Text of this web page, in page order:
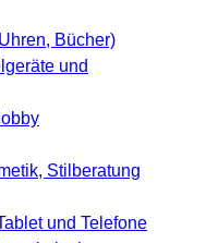
Bücher)
und
Stilberatung
und Telefone